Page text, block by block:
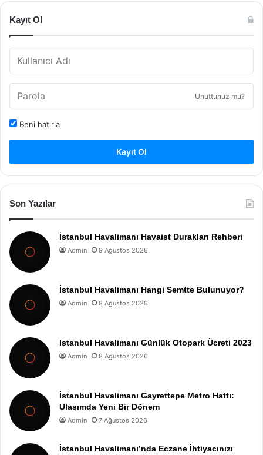
Kayıt Ol
Unuttunuz mu?
Beni hatırla
Kayıt Ol
Son Yazılar
İstanbul Havalimanı Havaist Durakları Rehberi
Admin 9 Ağustos 2026
İstanbul Havalimanı Hangi Semtte Bulunuyor?
Admin 8 Ağustos 2026
Istanbul Havalimanı Günlük Otopark Ücreti 2023
Admin 8 Ağustos 2026
İstanbul Havalimanı Gayrettepe Metro Hattı:
Ulaşımda Yeni Bir Dönem
Admin 7 Ağustos 2026
İstanbul Havalimanı’nda Eczane İhtiyacınızı